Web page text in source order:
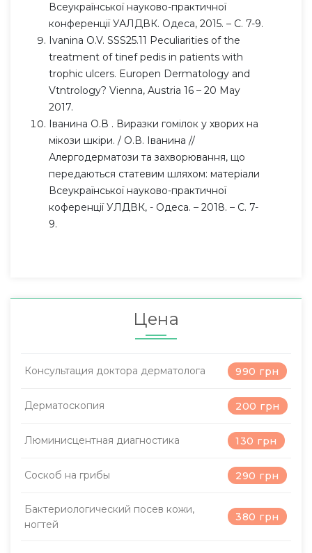
Всеукраїнської науково-практичної
конференції УАЛДВК. Одеса, 2015. – С. 7-9.
Ivanina O.V. SSS25.11 Peculiarities of the
treatment of tinef pedis in patients with
trophic ulcers. Europen Dermatology and
Vtntrology? Vienna, Austria 16 – 20 May
2017.
Іванина О.В . Виразки гомілок у хворих на
мікози шкіри. / О.В. Іванина //
Алергодерматози та захворювання, що
передаються статевим шляхом: матеріали
Всеукраїнської науково-практичної
коференції УЛДВК, - Одеса. – 2018. – С. 7-
9.
Цена
Консультация доктора дерматолога 990 грн
Дерматоскопия 200 грн
Люминисцентная диагностика 130 грн
Соскоб на грибы 290 грн
Бактериологический посев кожи,
ногтей
380 грн